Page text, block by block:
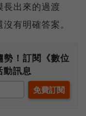
長出來的過渡
有明確答案。
！訂閱《數位
動訊息